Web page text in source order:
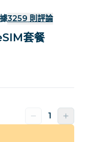
3259 則評論
套餐